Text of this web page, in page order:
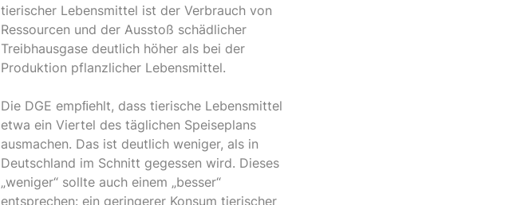
tierischer Lebensmittel ist der Verbrauch von
Ressourcen und der Ausstoß schädlicher
Treibhausgase deutlich höher als bei der
Produktion pflanzlicher Lebensmittel.
Die DGE empﬁehlt, dass tierische Lebensmittel
etwa ein Viertel des täglichen Speiseplans
ausmachen. Das ist deutlich weniger, als in
Deutschland im Schnitt gegessen wird. Dieses
„weniger“ sollte auch einem „besser“
entsprechen: ein geringerer Konsum tierischer